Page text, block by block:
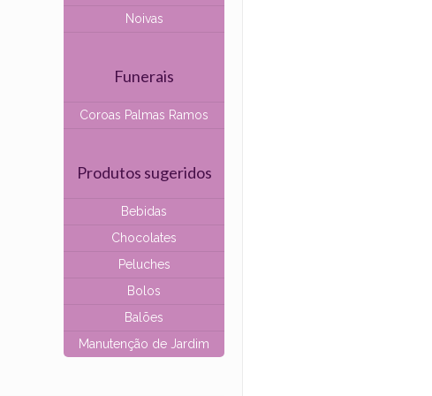
Noivas
Funerais
Coroas Palmas Ramos
Produtos sugeridos
Bebidas
Chocolates
Peluches
Bolos
Balões
Manutenção de Jardim